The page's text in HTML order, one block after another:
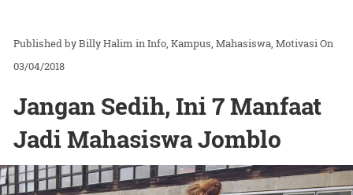
Billy Halim inInfo Kampus Mahasiswa MotivasiOn
03/04/2018
Jangan Sedih, Ini 7 Manfaat
Jadi Mahasiswa Jomblo